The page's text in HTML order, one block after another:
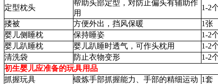
定型枕头
帮助头部定型，对防止偏头有辅助作
用
1-2
搂被
方便外出，挡风保暖
1张
婴儿侧睡枕
保持睡姿
1-2
婴儿趴睡枕
婴儿趴睡时透气，可作头枕用
1-2
清洗袋
防止衣物变形
1-2
初生婴儿应准备的玩具用品
抓握玩具
锻炼手部抓握能力、手部的精细运动 1套